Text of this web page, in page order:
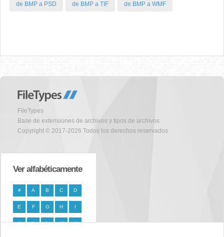
de BMP a PSD de BMP a TIF de BMP a WMF
FileTypes
Base de extensiones de archivos y tipos de archivos
Copyright © 2017-2026 Todos los derechos reservados
Ver alfabéticamente
# A B C D
E F G H I
J K L M N